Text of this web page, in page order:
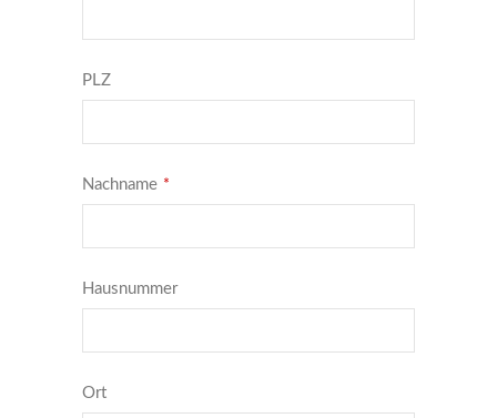
PLZ
Nachname *
Hausnummer
Ort